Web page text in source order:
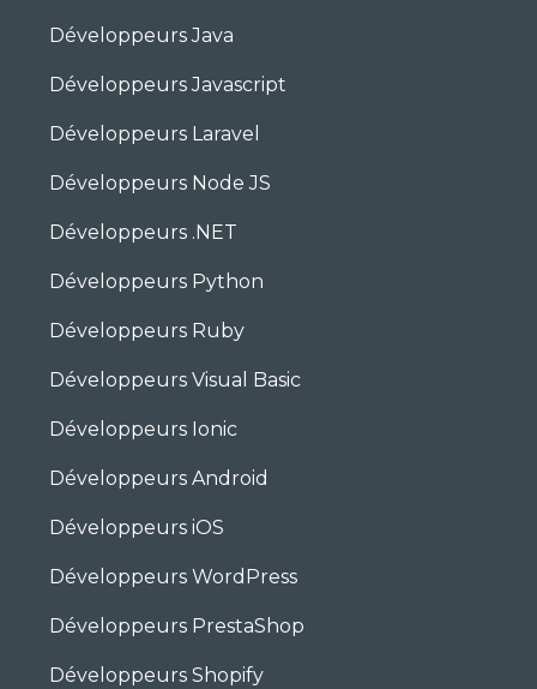
Développeurs Java
Développeurs Javascript
Développeurs Laravel
Développeurs Node JS
Développeurs .NET
Développeurs Python
Développeurs Ruby
Développeurs Visual Basic
Développeurs Ionic
Développeurs Android
Développeurs iOS
Développeurs WordPress
Développeurs PrestaShop
Développeurs Shopify